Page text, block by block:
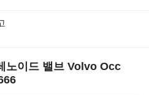
노이드 밸브 Volvo Occ